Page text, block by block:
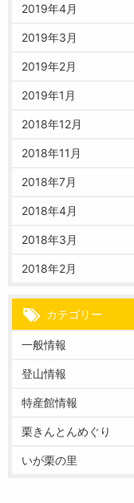
2019年4月
2019年3月
2019年2月
2019年1月
2018年12月
2018年11月
2018年7月
2018年4月
2018年3月
2018年2月
カテゴリー
一般情報
登山情報
特産館情報
栗きんとんめぐり
いが栗の里